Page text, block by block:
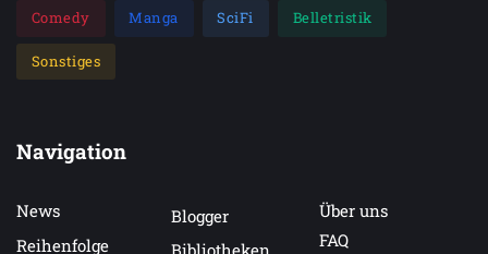
Comedy Manga SciFi Belletristik
Sonstiges
Navigation
News
Reihenfolge
Blogger
Über uns
FAQ